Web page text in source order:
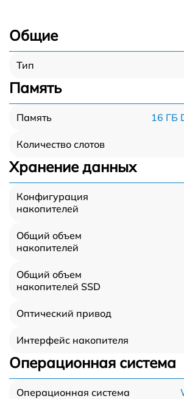
Общие
Тип
Память
Память 16 ГБ
Количество слотов
Хранение данных
Конфигурация
накопителей
Общий объем
накопителей
Общий объем
накопителей SSD
Оптический привод
Интерфейс накопителя
Операционная система
Операционная система